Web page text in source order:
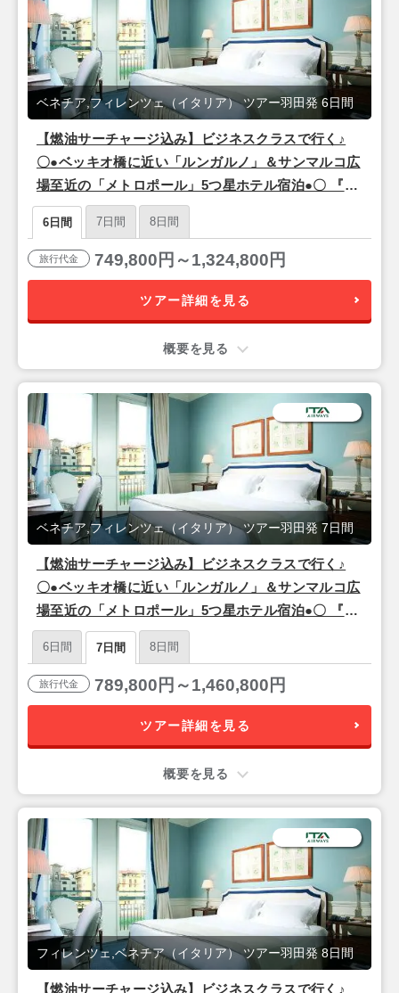
【燃油サーチャージ込み】ビジネスクラスで行く♪
〇●ベッキオ橋に近い「ルンガルノ」＆サンマルコ広
場至近の「メトロポール」5つ星ホテル宿泊●〇 『フ
ィレンツェ＆ベネチア』6日間【羽田昼発/ITAエアウ
ェイズ(東京-ローマ間直行便)】
ベネチア,フィレンツェ（イタリア） ツアー羽田発 6日間
6日間 7日間 8日間
旅行代金 749,800円～1,324,800円
ツアー詳細を見る
概要を見る
【燃油サーチャージ込み】ビジネスクラスで行く♪
〇●ベッキオ橋に近い「ルンガルノ」＆サンマルコ広
場至近の「メトロポール」5つ星ホテル宿泊●〇 『フ
ィレンツェ＆ベネチア』7日間【羽田昼発/ITAエアウ
ェイズ(東京-ローマ間直行便)】
ベネチア,フィレンツェ（イタリア） ツアー羽田発 7日間
6日間 7日間 8日間
旅行代金 789,800円～1,460,800円
ツアー詳細を見る
概要を見る
【燃油サーチャージ込み】ビジネスクラスで行く♪
フィレンツェ,ベネチア（イタリア） ツアー羽田発 8日間